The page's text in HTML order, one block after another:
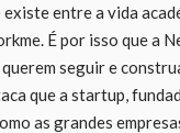
entre a vida
É por isso que a
seguir e
que a startup,
as grandes